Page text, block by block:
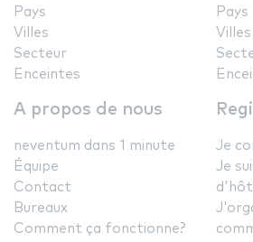
Pays
Villes
Secteur
Enceintes
Pays
Villes
A propos de nous
neventum dans 1 minute
Équipe
Contact
Bureaux
Comment ça fonctionne?
Je
Je